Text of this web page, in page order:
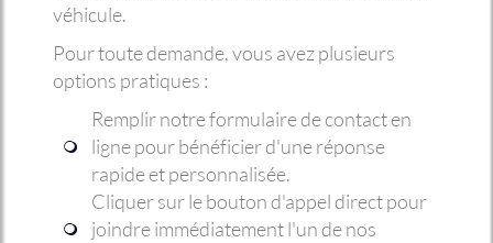
véhicule.
Pour toute demande, vous avez plusieurs
options pratiques :
Remplir notre formulaire de contact en
ligne pour bénéficier d'une réponse
rapide et personnalisée.
Cliquer sur le bouton d'appel direct pour
joindre immédiatement l'un de nos